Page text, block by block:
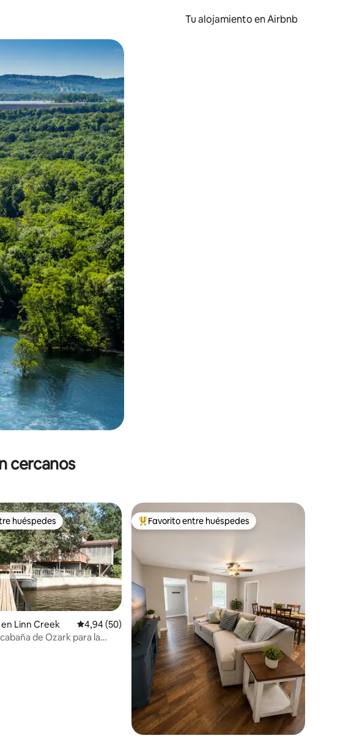
Tu alojamiento en Airbnb
explorá deslizando el dedo.
cercanos
5 de 5. 4 evaluaciones
huéspedes
huéspedes
Linn Creek Calificación promedio: 4,94 de 5. 50 evaluaciones
4,94 (50)
de Ozark para la
Favorito entre los huéspedes más destacados
Favorito entre huéspedes